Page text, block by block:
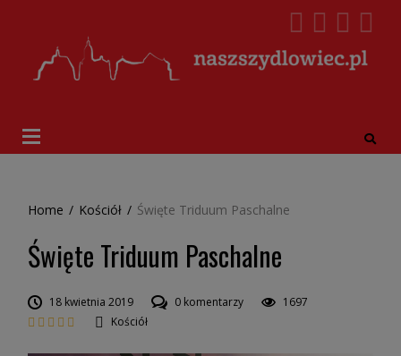
Home / Kościół / Święte Triduum Paschalne
Święte Triduum Paschalne
18 kwietnia 2019 0 komentarzy
1697
Kościół